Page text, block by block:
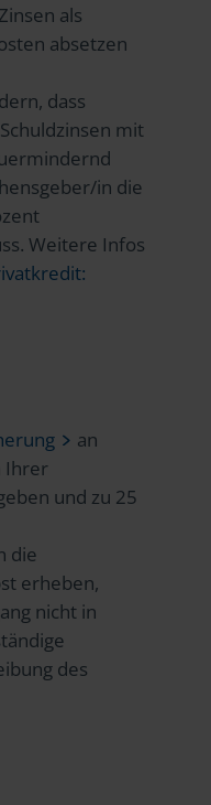
als
absetzen
dass
mit
in die
Weitere Infos
an
Ihrer
und zu 25
die
erheben,
nicht in
des